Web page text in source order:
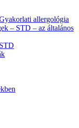
allergológia
– STD – az általános